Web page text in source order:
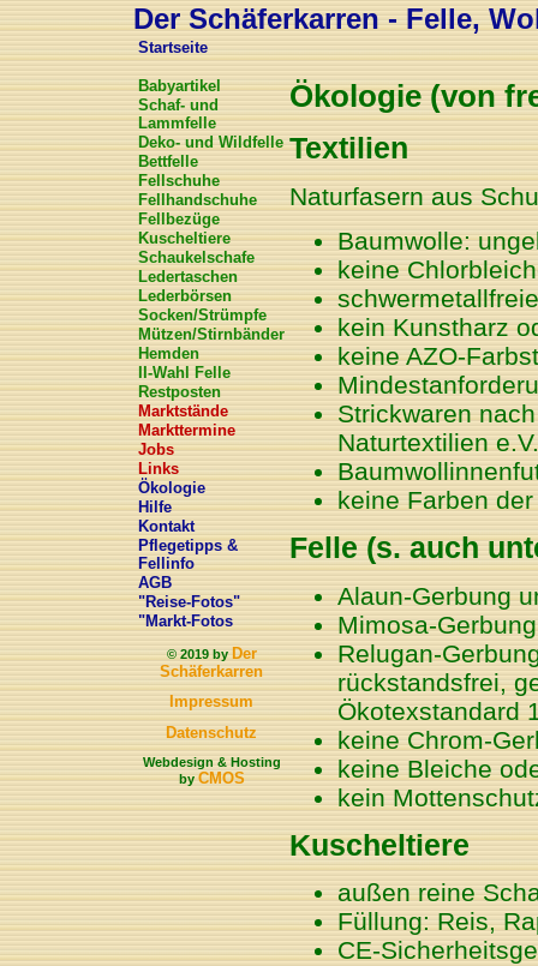
Der Schäferkarren - Felle,
Startseite
Babyartikel
Schaf- und
Lammfelle
Deko- und Wildfelle
Bettfelle
Fellschuhe
Fellhandschuhe
Fellbezüge
Kuscheltiere
Schaukelschafe
Ledertaschen
Lederbörsen
Socken/Strümpfe
Mützen/Stirnbänder
Hemden
II-Wahl Felle
Restposten
Marktstände
Markttermine
Jobs
Links
Ökologie
Hilfe
Kontakt
Pflegetipps &
Fellinfo
AGB
"Reise-Fotos"
"Markt-Fotos
© 2019 byDer
Schäferkarren
Impressum
Datenschutz
Webdesign & Hosting
byCMOS
Ökologie (von
Textilien
Naturfasern aus
Baumwolle:
keine
kein Kunstharz
keine AZO-
Strickwaren
Naturtextilien e.V.
keine Farben
Felle (s. auch
Alaun-Gerbung
Mimosa-
Relugan-
rückstandsfrei,
Ökotexstandard
keine Chrom-
keine Bleiche
kein
Kuscheltiere
außen reine
Füllung: Reis,
CE-